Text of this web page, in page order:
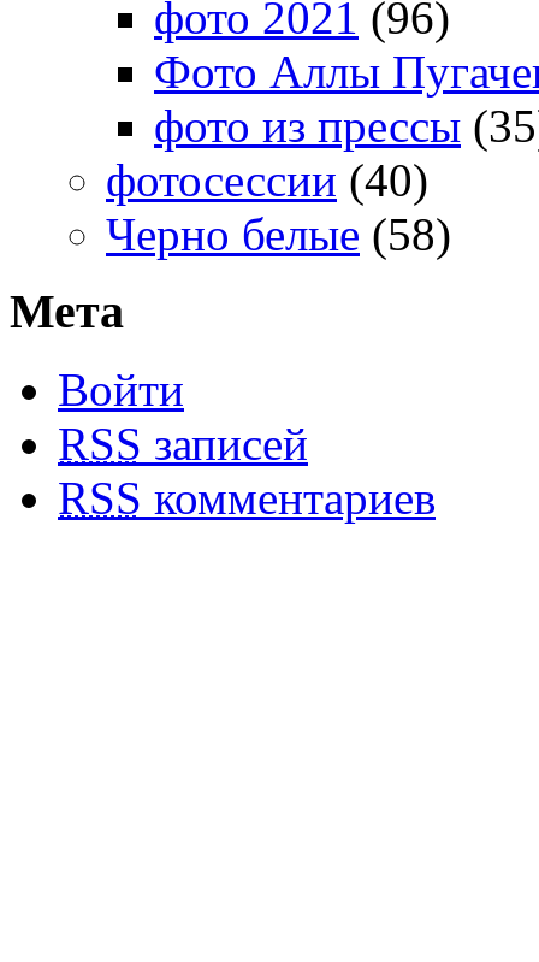
фото 2021 (96)
Фото Аллы
фото из прессы
фотосессии (40)
Черно белые (58)
Мета
Войти
RSS записей
RSS комментариев